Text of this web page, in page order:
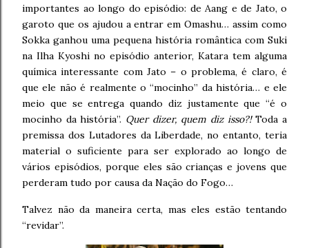
importantes ao longo do episódio: de Aang e de Jato, o
garoto que os ajudou a entrar em Omashu… assim como
Sokka ganhou uma pequena história romântica com Suki
na Ilha Kyoshi no episódio anterior, Katara tem alguma
química interessante com Jato – o problema, é claro, é
que ele não é realmente o “mocinho” da história… e ele
meio que se entrega quando diz justamente que “é o
mocinho da história”. Quer dizer, quem diz isso?!Toda a
premissa dos Lutadores da Liberdade, no entanto, teria
material o suficiente para ser explorado ao longo de
vários episódios, porque eles são crianças e jovens que
perderam tudo por causa da Nação do Fogo…
Talvez não da maneira certa, mas eles estão tentando
“revidar”.